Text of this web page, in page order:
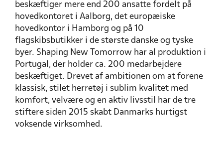
beskæftiger mere end 200 ansatte fordelt på
hovedkontoret i Aalborg, det europæiske
hovedkontor i Hamborg og på 10
flagskibsbutikker i de største danske og tyske
byer. Shaping New Tomorrow har al produktion i
Portugal, der holder ca. 200 medarbejdere
beskæftiget. Drevet af ambitionen om at forene
klassisk, stilet herretøj i sublim kvalitet med
komfort, velvære og en aktiv livsstil har de tre
stiftere siden 2015 skabt Danmarks hurtigst
voksende virksomhed.